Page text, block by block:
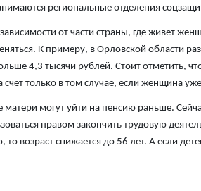
региональные отделения
от части страны, где живет
К примеру, в Орловской области
4,3 тысячи рублей. Стоит отметить,
счет только в том случае, если женщина
матери могут уйти на пенсию раньше.
правом закончить трудовую
возраст снижается до 56 лет. А если